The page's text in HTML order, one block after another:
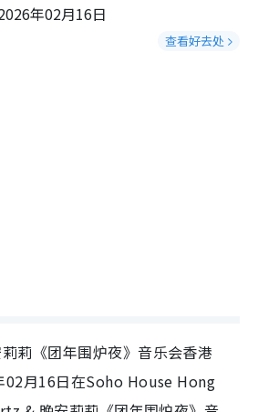
年02月16日
查看好去处
莉《团年围炉夜》音乐会香港
02月16日在Soho House Hong